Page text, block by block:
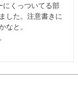
にくっついてる部
した。注意書きに
なと。